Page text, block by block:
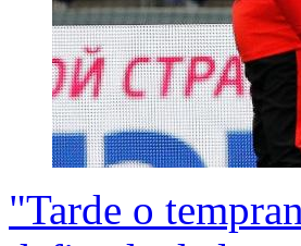
"Tarde o